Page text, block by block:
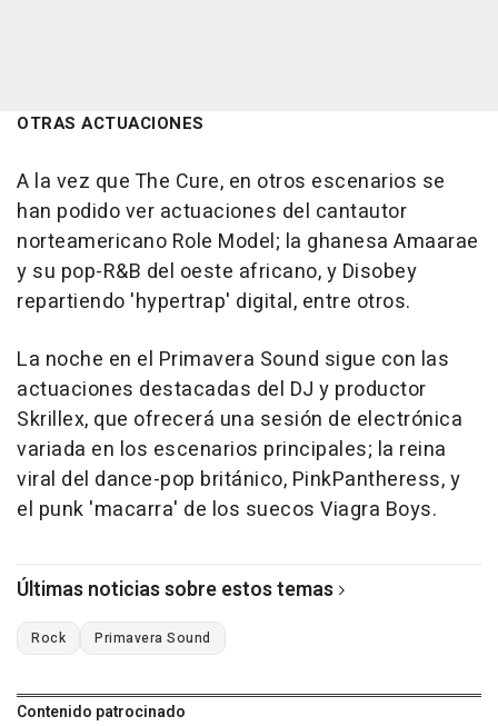
OTRAS ACTUACIONES
A la vez que The Cure, en otros escenarios se
han podido ver actuaciones del cantautor
norteamericano Role Model; la ghanesa Amaarae
y su pop-R&B del oeste africano, y Disobey
repartiendo 'hypertrap' digital, entre otros.
La noche en el Primavera Sound sigue con las
actuaciones destacadas del DJ y productor
Skrillex, que ofrecerá una sesión de electrónica
variada en los escenarios principales; la reina
viral del dance-pop británico, PinkPantheress, y
el punk 'macarra' de los suecos Viagra Boys.
Últimas noticias sobre estos temas
Rock Primavera Sound
Contenido patrocinado